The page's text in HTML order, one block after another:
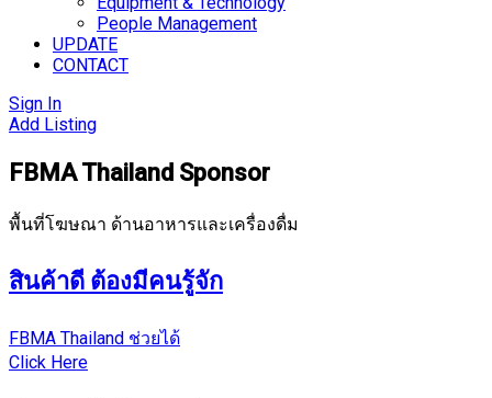
People Management
UPDATE
CONTACT
Sign In
Add Listing
FBMA Thailand Sponsor
พื้นที่โฆษณา ด้านอาหารและเครื่องดื่ม
สินค้าดี ต้องมีคนรู้จัก
FBMA Thailand ช่วยได้
Click Here